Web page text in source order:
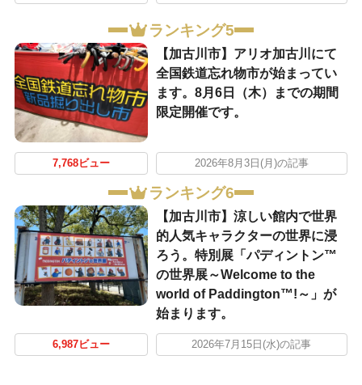
ランキング5
【加古川市】アリオ加古川にて
全国鉄道忘れ物市が始まってい
ます。8月6日（木）までの期間
限定開催です。
7,768ビュー 2026年8月3日(月)の記事
ランキング6
【加古川市】涼しい館内で世界
的人気キャラクターの世界に浸
ろう。特別展「パディントン™
の世界展～Welcome to the
world of Paddington™!～」が
始まります。
6,987ビュー 2026年7月15日(水)の記事